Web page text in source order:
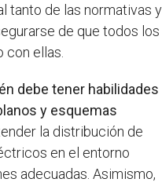
tanto de las normativas y
de que todos los
ellas.
debe tener habilidades
y esquemas
la distribución de
en el entorno
adecuadas. Asimismo,